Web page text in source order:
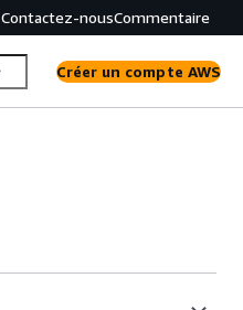
Contactez-nousCommentaire
Créer un compte AWS